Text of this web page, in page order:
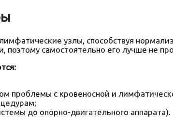
узлы, способствуя
самостоятельно его лучше не
проблемы с кровеносной и
до опорно-двигательного аппарата).